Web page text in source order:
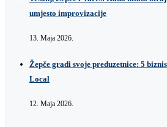
umjesto improvizacije
13. Maja 2026.
Žepče gradi svoje preduzetnice: 5
Local
12. Maja 2026.